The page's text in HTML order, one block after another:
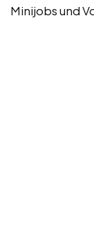
Minijobs und